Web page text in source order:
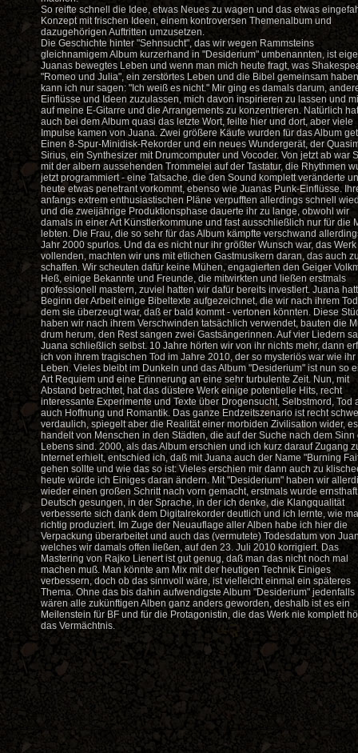
So reifte schnell die Idee, etwas Neues zu wagen und das etwas
Konzept mit frischen Ideen, einem kontroversen Themenalbum und
dazugehörigen Auftritten umzusetzen.
Die Geschichte hinter "Sehnsucht", das wir wegen Rammsteins
gleichnamigem Album kurzerhand in "Desiderium" umbenannten, ist
Juanas bewegtes Leben und wenn man mich heute fragt, was
"Romeo und Julia", ein zerstörtes Leben und die Bibel gemeinsam
kann ich nur sagen: "Ich weiß es nicht." Mir ging es damals darum,
Einflüsse und Ideen zuzulassen, mich davon inspirieren zu lassen und
auf meine E-Gitarre und die Arrangements zu konzentrieren. Natürlich
auch bei dem Album quasi das letzte Wort, feilte hier und dort, aber viele
Impulse kamen von Juana. Zwei größere Käufe wurden für das Album
Einen 8-Spur-Minidisk-Rekorder und ein neues Wundergerät, der
Sirius, ein Synthesizer mit Drumcomputer und Vocoder. Von jetzt ab war
mit der albern aussehenden Trommelei auf der Tastatur, die Rhythmen
jetzt programmiert - eine Tatsache, die den Sound komplett veränderte
heute etwas penetrant vorkommt, ebenso wie Juanas Punk-Einflüsse.
anfangs extrem enthusiastischen Pläne verpufften allerdings schnell
und die zweijährige Produktionsphase dauerte ihr zu lange, obwohl wir
damals in einer Art Künstlerkommune und fast ausschließlich nur für die
lebten. Die Frau, die so sehr für das Album kämpfte verschwand
Jahr 2000 spurlos. Und da es nicht nur ihr größter Wunsch war, das
vollenden, machten wir uns mit etlichen Gastmusikern daran, das auch
schaffen. Wir scheuten dafür keine Mühen, engagierten den Geiger
Heß, einige Bekannte und Freunde, die mitwirkten und ließen erstmals
professionell mastern, zuviel hatten wir dafür bereits investiert. Juana
Beginn der Arbeit einige Bibeltexte aufgezeichnet, die wir nach ihrem
dem sie überzeugt war, daß er bald kommt - vertonen könnten. Diese
haben wir nach ihrem Verschwinden tatsächlich verwendet, bauten die
drum herum, den Rest sangen zwei Gastsängerinnen. Auf vier Liedern
Juana schließlich selbst. 10 Jahre hörten wir von ihr nichts mehr, dann
ich von ihrem tragischen Tod im Jahre 2010, der so mysteriös war wie ihr
Leben. Vieles bleibt im Dunkeln und das Album "Desiderium" ist nun so
Art Requiem und eine Erinnerung an eine sehr turbulente Zeit. Nun, mit
Abstand betrachtet, hat das düstere Werk einige potentielle Hits, recht
interessante Experimente und Texte über Drogensucht, Selbstmord, Tod
auch Hoffnung und Romantik. Das ganze Endzeitszenario ist recht
verdaulich, spiegelt aber die Realität einer morbiden Zivilisation wider, es
handelt von Menschen in den Städten, die auf der Suche nach dem Sinn
Lebens sind. 2000, als das Album erschien und ich kurz darauf Zugang
Internet erhielt, entschied ich, daß mit Juana auch der Name "Burning
gehen sollte und wie das so ist: Vieles erschien mir dann auch zu
heute würde ich Einiges daran ändern. Mit "Desiderium" haben wir
wieder einen großen Schritt nach vorn gemacht, erstmals wurde ernsthaft
Deutsch gesungen, in der Sprache, in der ich denke, die Klangqualität
verbesserte sich dank dem Digitalrekorder deutlich und ich lernte, wie
richtig produziert. Im Zuge der Neuauflage aller Alben habe ich hier die
Verpackung überarbeitet und auch das (vermutete) Todesdatum von
welches wir damals offen ließen, auf den 23. Juli 2010 korrigiert. Das
Mastering von Rajko Lienert ist gut genug, daß man das nicht noch mal
machen muß. Man könnte am Mix mit der heutigen Technik Einiges
verbessern, doch ob das sinnvoll wäre, ist vielleicht einmal ein späteres
Thema. Ohne das bis dahin aufwendigste Album "Desiderium" jedenfalls
wären alle zukünftigen Alben ganz anders geworden, deshalb ist es ein
Meilenstein für BF und für die Protagonistin, die das Werk nie komplett
das Vermächtnis.